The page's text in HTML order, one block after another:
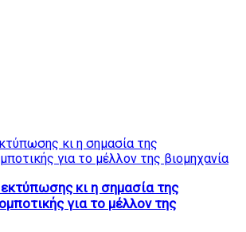
κι η σημασία της
για το μέλλον της